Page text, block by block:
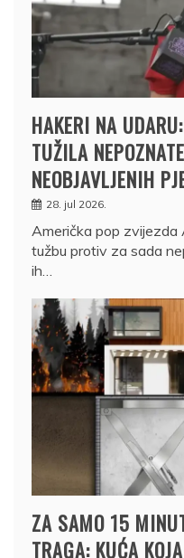
HAKERI NA
TUŽILA
NEOBJAVLJENIH
28. jul 2026.
Američka pop zvijezda
tužbu protiv za sada
ih…
ZA SAMO 15
TRAGA: KUĆA